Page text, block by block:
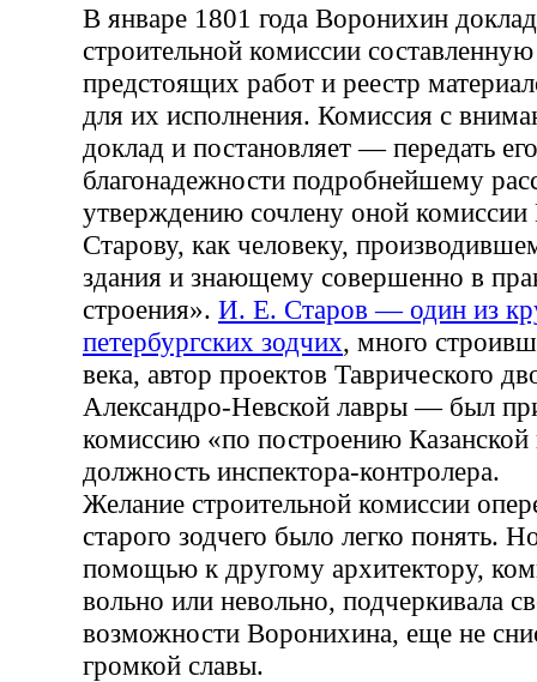
В январе 1801 года Воронихин
строительной комиссии
предстоящих работ и реестр
для их исполнения. Комиссия с
доклад и постановляет — передать
благонадежности подробнейшему
утверждению сочлену оной
Старову, как человеку,
здания и знающему совершенно в
строения». И. Е. Старов — один из
петербургских зодчих, много
века, автор проектов Таврического
Александро-Невской лавры — был
комиссию «по построению Казанской
должность инспектора-контролера.
Желание строительной комиссии
старого зодчего было легко понять.
помощью к другому архитектору,
вольно или невольно, подчеркивала
возможности Воронихина, еще не
громкой славы.